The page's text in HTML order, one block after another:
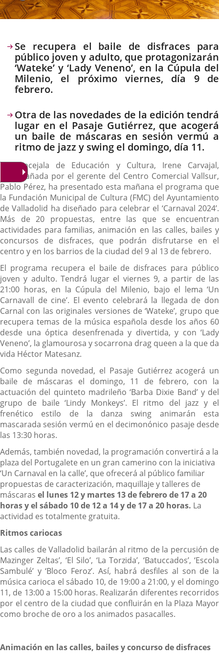
Descripción
Se recupera el baile de disfraces para
público joven y adulto, que protagonizarán
‘Wateke’ y ‘Lady Veneno’, en la Cúpula del
Milenio, el próximo viernes, día 9 de
febrero.
Otra de las novedades de la edición tendrá
lugar en el Pasaje Gutiérrez, que acogerá
un baile de máscaras en sesión vermú a
ritmo de jazz y swing el domingo, día 11.
La concejala de Educación y Cultura, Irene Carvajal,
acompañada por el gerente del Centro Comercial Vallsur,
Pablo Pérez, ha presentado esta mañana el programa que
la Fundación Municipal de Cultura (FMC) del Ayuntamiento
de Valladolid ha diseñado para celebrar el ‘Carnaval 2024’.
Más de 20 propuestas, entre las que se encuentran
actividades para familias, animación en las calles, bailes y
concursos de disfraces, que podrán disfrutarse en el
centro y en los barrios de la ciudad del 9 al 13 de febrero.
El programa recupera el baile de disfraces para público
joven y adulto. Tendrá lugar el viernes 9, a partir de las
21:00 horas, en la Cúpula del Milenio, bajo el lema ‘Un
Carnavall de cine’. El evento celebrará la llegada de don
Carnal con las originales versiones de ‘Wateke’, grupo que
recupera temas de la música española desde los años 60
desde una óptica desenfrenada y divertida, y con ‘Lady
Veneno’, la glamourosa y socarrona drag queen a la que da
vida Héctor Matesanz.
Como segunda novedad, el Pasaje Gutiérrez acogerá un
baile de máscaras el domingo, 11 de febrero, con la
actuación del quinteto madrileño ‘Barba Dixie Band’ y del
grupo de baile ‘Lindy Monkeys’. El ritmo del jazz y el
frenético estilo de la danza swing animarán esta
mascarada sesión vermú en el decimonónico pasaje desde
las 13:30 horas.
Además, también novedad, la programación convertirá a la
plaza del Portugalete en un gran camerino con la iniciativa
‘Un Carnaval en la calle’, que ofrecerá al público familiar
propuestas de caracterización, maquillaje y talleres de
máscaras el lunes 12 y martes 13 de febrero de 17 a 20
horas y el sábado 10 de 12 a 14 y de 17 a 20 horas. La
actividad es totalmente gratuita.
Ritmos cariocas
Las calles de Valladolid bailarán al ritmo de la percusión de
Mazinger Zeltas’, ‘El Silo’, ‘La Torzida’, ‘Batuccados’, ‘Escola
Sambulé’ y ‘Bloco Feroz’. Así, habrá desfiles al son de la
música carioca el sábado 10, de 19:00 a 21:00, y el domingo
11, de 13:00 a 15:00 horas. Realizarán diferentes recorridos
por el centro de la ciudad que confluirán en la Plaza Mayor
como broche de oro a los animados pasacalles.
Animación en las calles, bailes y concurso de disfraces